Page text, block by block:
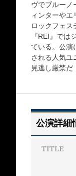
ヴでブルーノ
ィンターや
ロックフェ
『REI』で
ている。公演
される人気ユ
見逃し厳禁だ
公演詳細